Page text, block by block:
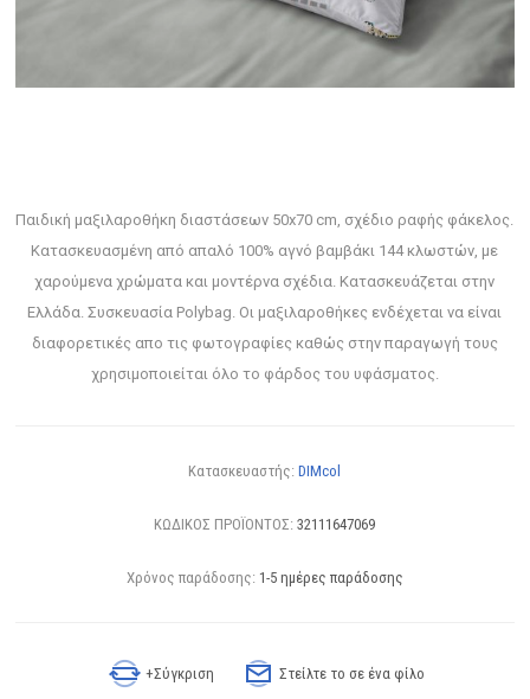
Παιδική μαξιλαροθήκη διαστάσεων 50x70 cm, σχέδιο ραφής φάκελος.
Κατασκευασμένη από απαλό 100% αγνό βαμβάκι 144 κλωστών, με
χαρούμενα χρώματα και μοντέρνα σχέδια. Κατασκευάζεται στην
Ελλάδα. Συσκευασία Polybag. Οι μαξιλαροθήκες ενδέχεται να είναι
διαφορετικές απο τις φωτογραφίες καθώς στην παραγωγή τους
χρησιμοποιείται όλο το φάρδος του υφάσματος.
Κατασκευαστής: DIMcol
ΚΩΔΙΚΟΣ ΠΡΟΪΟΝΤΟΣ: 32111647069
Χρόνος παράδοσης: 1-5 ημέρες παράδοσης
+Σύγκριση Στείλτε το σε ένα φίλο